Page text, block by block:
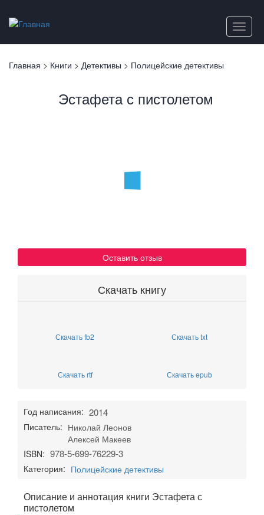
основному
содержанию
Toggle
Вы
Главная > Книги > Детективы > Полицейские детективы
Эстафета с пистолетом
Оставить отзыв
Скачать книгу
Скачать fb2 Скачать txt
Скачать rtf Скачать epub
Год написания: 2014
Писатель: Николай Леонов
Алексей Макеев
ISBN: 978-5-699-76229-3
Категория: Полицейские детективы
Описание и аннотация книги Эстафета с
пистолетом